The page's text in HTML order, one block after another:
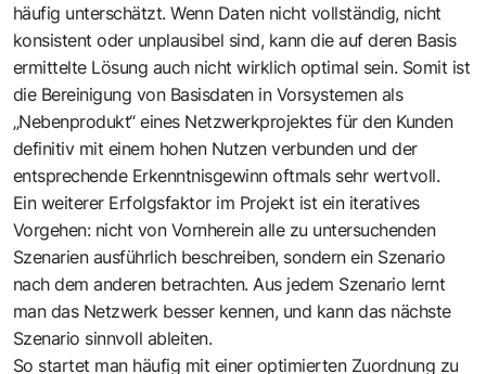
häufig unterschätzt. Wenn Daten nicht vollständig, nicht
konsistent oder unplausibel sind, kann die auf deren Basis
ermittelte Lösung auch nicht wirklich optimal sein. Somit ist
die Bereinigung von Basisdaten in Vorsystemen als
„Nebenprodukt“ eines Netzwerkprojektes für den Kunden
definitiv mit einem hohen Nutzen verbunden und der
entsprechende Erkenntnisgewinn oftmals sehr wertvoll.
Ein weiterer Erfolgsfaktor im Projekt ist ein iteratives
Vorgehen: nicht von Vornherein alle zu untersuchenden
Szenarien ausführlich beschreiben, sondern ein Szenario
nach dem anderen betrachten. Aus jedem Szenario lernt
man das Netzwerk besser kennen, und kann das nächste
Szenario sinnvoll ableiten.
So startet man häufig mit einer optimierten Zuordnung zu